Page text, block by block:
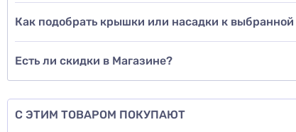
Как подобрать крышки или насадки к выбранной
Есть ли скидки в Магазине?
С ЭТИМ ТОВАРОМ ПОКУПАЮТ